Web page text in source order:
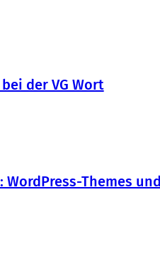
der VG Wort
WordPress-Themes und